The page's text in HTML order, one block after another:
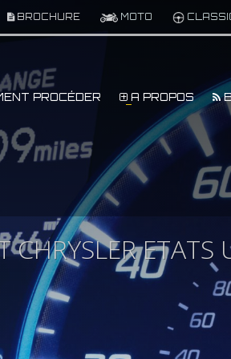
BROCHURE MOTO
PROCÉDER A PROPOS
ETATS